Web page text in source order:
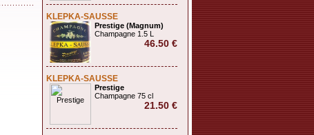
KLEPKA-SAUSSE
Prestige (Magnum)
Champagne 1.5 L
46.50 €
KLEPKA-SAUSSE
Prestige
Champagne 75 cl
21.50 €